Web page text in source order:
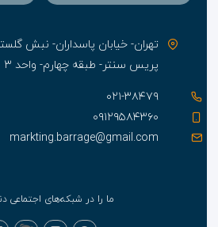
تهران- خیابان پاسداران- نبش
پریس سنتر- طبقه چهارم- واحد ۳
۰۲۱-۳۸۴۷۹
۰۹۱۲۹۵۸۴۳۶۰
markting.barrage@gmail.com
ما را در شبکه‌های اجتماعی